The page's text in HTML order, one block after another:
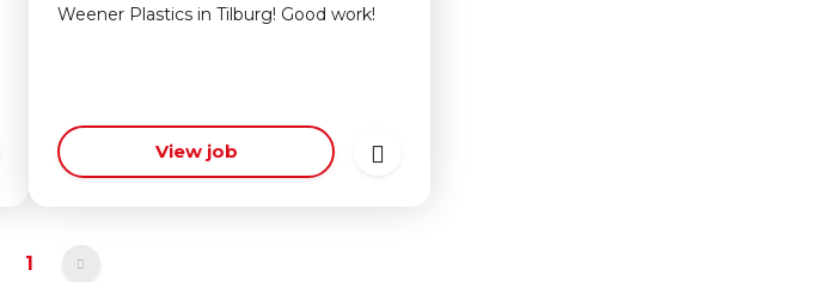
Weener Plastics in Tilburg! Good work!
View job
1